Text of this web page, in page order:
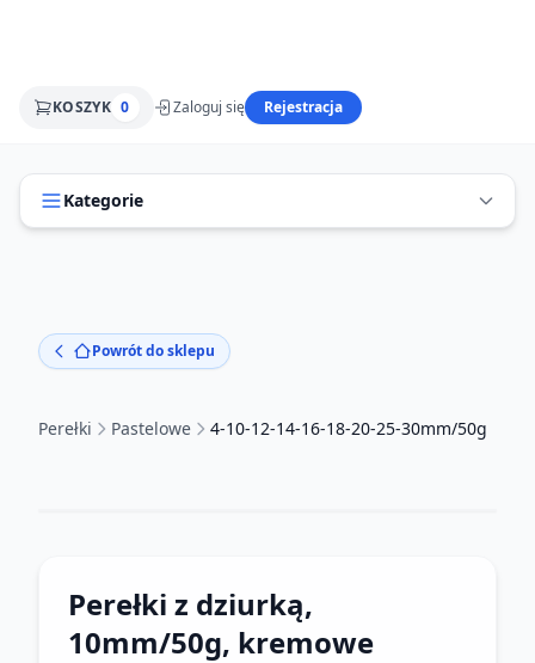
KOSZYK 0 Zaloguj się Rejestracja
Kategorie
Powrót do sklepu
Perełki Pastelowe 4-10-12-14-16-18-20-25-30mm/50g
Perełki z dziurką,
10mm/50g, kremowe